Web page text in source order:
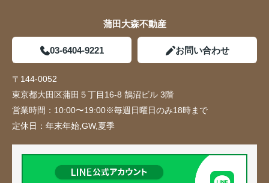
蒲田大森不動産
03-6404-9221 お問い合わせ
〒144-0052
東京都大田区蒲田５丁目16-8 鵠沼ビル 3階
営業時間： 10:00〜19:00※毎週日曜日のみ18時まで
定休日： 年末年始,GW,夏季